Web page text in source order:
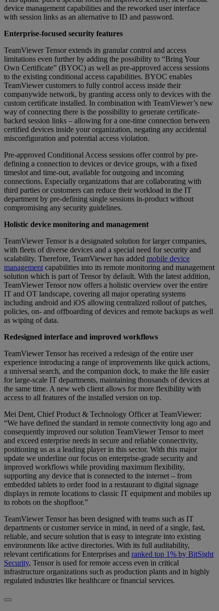
device management capabilities and the reworked user interface
with session links as an alternative to ID and password.
Enterprise-focused security features
TeamViewer Tensor extends its granular control and access
limitations even further by adding the possibility to “Bring Your
Own Certificate” (BYOC) as well as pre-approved access sessions
to the existing conditional access capabilities. BYOC enables
TeamViewer customers to fully control access inside their
companywide network, by granting access only to devices with the
custom certificate installed. In combination with TeamViewer’s new
way of connecting there is the possibility to generate certificate-
backed session links – allowing for a one-time connection between
certified devices inside your organization, negating any accidental
misconfiguration and potential access violation.
Pre-approved Conditional Access sessions offer control by pre-
defining a connection to devices or device groups, with a fixed
timeslot and time-out, available for outgoing and incoming
connections. Especially organizations that are collaborating with
third parties or customers can reduce their workload in the IT
department by pre-defining single sessions in-product without
compromising any security guidelines.
Holistic device monitoring and management
TeamViewer Tensor is a designated solution for larger companies,
with fleets of diverse devices and a special need for security and
scalability. Therefore, TeamViewer has added mobile device
managementcapabilities into its remote monitoring and management
solution which is part of Tensor by default. With the latest addition,
TeamViewer Tensor now offers a holistic overview over the entire
IT and OT landscape, covering all major operating systems
including android and iOS allowing centralized rollout of patches,
policies, on- and offboarding of devices and remote backups as well
as wiping of data.
Redesigned interface and improved workflows
TeamViewer Tensor has received a redesign of the entire user
experience introducing a range of improvements like quick actions,
a universal search, and the companion dock, to make the life easier
for large-scale IT departments, maintaining thousands of devices at
the same time. A new web client allows for more flexibility with
access to all features of the installed version on top.
Mei Dent, Chief Product & Technology Officer at TeamViewer:
“We have defined the standard in remote connectivity long ago and
consequently improved our solution TeamViewer Tensor to meet
and exceed enterprise needs in secure and reliable connectivity,
positioning us as a leading player in this sector. With this major
update we underline our focus on enterprise-grade security and
improved workflows while providing maximum flexibility,
supporting any device that is connected to the internet – from
embedded tablets to order food in a restaurant to digital signage
displays in remote locations to classic IT equipment and mobiles up
to robots on the shopfloor.”
TeamViewer Tensor has been designed with teams such as IT
departments or customer service in mind, in need of a single, fast,
reliable, and secure solution that is easy to integrate into existing
environments like active directories. With its full auditability,
relevant certifications for Enterprises and ranked top 1% by BitSight
Security, Tensor is used for remote access even in critical
infrastructure organizations such as production plants and in highly
regulated industries like healthcare or financial services.